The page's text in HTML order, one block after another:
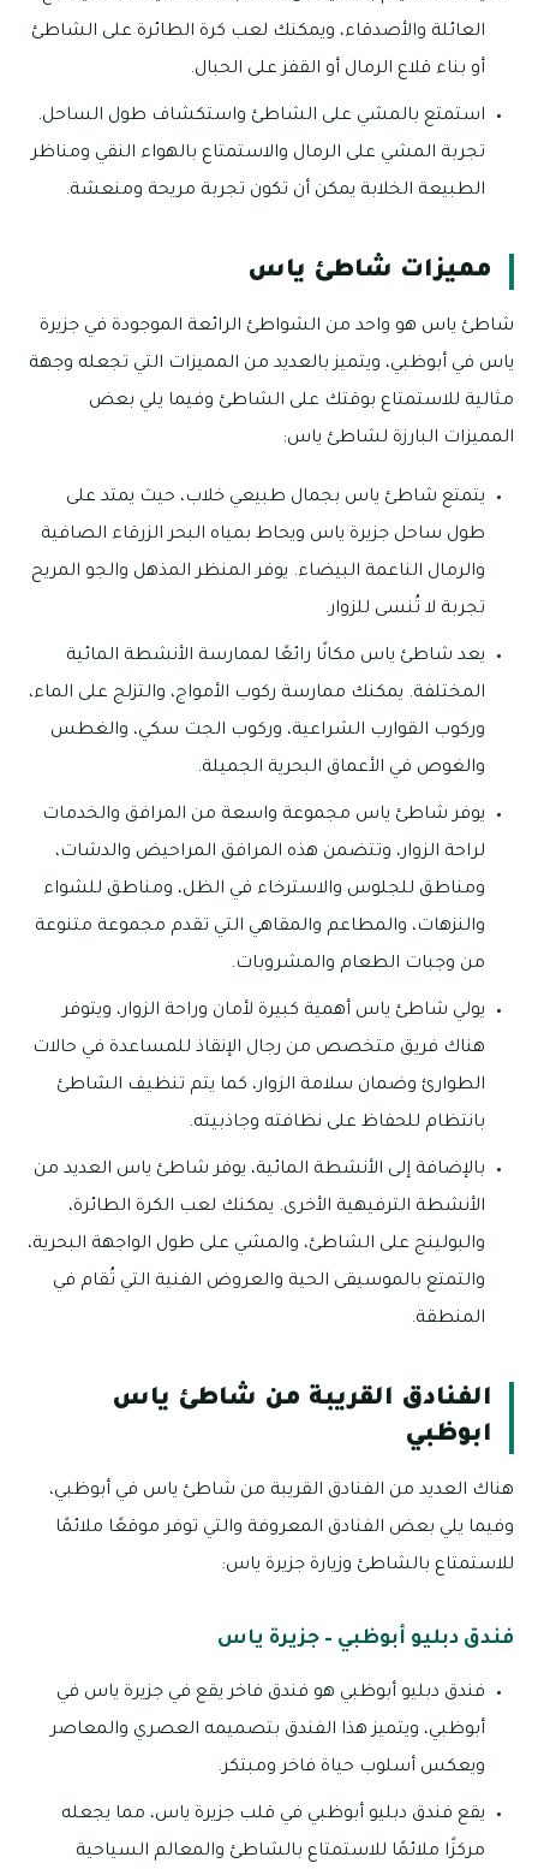
العائلة والأصدقاء، ويمكنك لعب كرة الطائرة على الشاطئ
أو بناء قلاع الرمال أو القفز على الحبال.
استمتع بالمشي على الشاطئ واستكشاف طول الساحل.
تجربة المشي على الرمال والاستمتاع بالهواء النقي ومناظر
الطبيعة الخلابة يمكن أن تكون تجربة مريحة ومنعشة.
مميزات شاطئ ياس
شاطئ ياس هو واحد من الشواطئ الرائعة الموجودة في جزيرة
ياس في أبوظبي، ويتميز بالعديد من المميزات التي تجعله وجهة
مثالية للاستمتاع بوقتك على الشاطئ وفيما يلي بعض
المميزات البارزة لشاطئ ياس:
يتمتع شاطئ ياس بجمال طبيعي خلاب، حيث يمتد على
طول ساحل جزيرة ياس ويحاط بمياه البحر الزرقاء الصافية
والرمال الناعمة البيضاء. يوفر المنظر المذهل والجو المريح
تجربة لا تُنسى للزوار.
يعد شاطئ ياس مكانًا رائعًا لممارسة الأنشطة المائية
المختلفة. يمكنك ممارسة ركوب الأمواج، والتزلج على الماء،
وركوب القوارب الشراعية، وركوب الجت سكي، والغطس
والغوص في الأعماق البحرية الجميلة.
يوفر شاطئ ياس مجموعة واسعة من المرافق والخدمات
لراحة الزوار، وتتضمن هذه المرافق المراحيض والدشات،
ومناطق للجلوس والاسترخاء في الظل، ومناطق للشواء
والنزهات، والمطاعم والمقاهي التي تقدم مجموعة متنوعة
من وجبات الطعام والمشروبات.
يولي شاطئ ياس أهمية كبيرة لأمان وراحة الزوار، ويتوفر
هناك فريق متخصص من رجال الإنقاذ للمساعدة في حالات
الطوارئ وضمان سلامة الزوار، كما يتم تنظيف الشاطئ
بانتظام للحفاظ على نظافته وجاذبيته.
بالإضافة إلى الأنشطة المائية، يوفر شاطئ ياس العديد من
الأنشطة الترفيهية الأخرى. يمكنك لعب الكرة الطائرة،
والبولينج على الشاطئ، والمشي على طول الواجهة البحرية،
والتمتع بالموسيقى الحية والعروض الفنية التي تُقام في
المنطقة.
الفنادق القريبة من شاطئ ياس
ابوظبي
هناك العديد من الفنادق القريبة من شاطئ ياس في أبوظبي،
وفيما يلي بعض الفنادق المعروفة والتي توفر موقعًا ملائمًا
للاستمتاع بالشاطئ وزيارة جزيرة ياس:
فندق دبليو أبوظبي – جزيرة ياس
فندق دبليو أبوظبي هو فندق فاخر يقع في جزيرة ياس في
أبوظبي، ويتميز هذا الفندق بتصميمه العصري والمعاصر
ويعكس أسلوب حياة فاخر ومبتكر.
يقع فندق دبليو أبوظبي في قلب جزيرة ياس، مما يجعله
مركزًا ملائمًا للاستمتاع بالشاطئ والمعالم السياحية